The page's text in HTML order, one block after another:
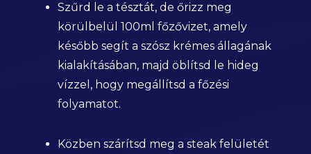
Szűrd le a tésztát, de őrizz meg
körülbelül 100ml főzővizet, amely
később segít a szósz krémes állagának
kialakításában, majd öblítsd le hideg
vízzel, hogy megállítsd a főzési
folyamatot.
Közben szárítsd meg a steak felületét